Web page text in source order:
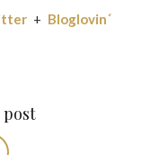
+ Bloglovin´